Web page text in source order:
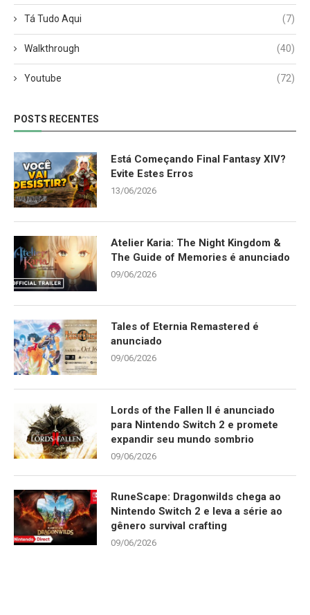
Tá Tudo Aqui (7)
Walkthrough (40)
Youtube (72)
POSTS RECENTES
Está Começando Final Fantasy XIV?
Evite Estes Erros
13/06/2026
Atelier Karia: The Night Kingdom &
The Guide of Memories é anunciado
09/06/2026
Tales of Eternia Remastered é
anunciado
09/06/2026
Lords of the Fallen II é anunciado
para Nintendo Switch 2 e promete
expandir seu mundo sombrio
09/06/2026
RuneScape: Dragonwilds chega ao
Nintendo Switch 2 e leva a série ao
gênero survival crafting
09/06/2026